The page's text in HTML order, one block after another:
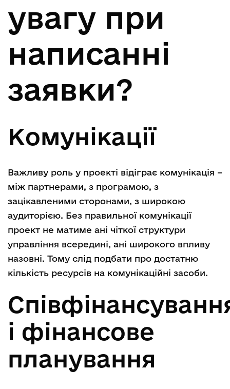
увагу при
написанні
заявки?
Комунікації
Важливу роль у проекті відіграє комунікація –
між партнерами, з програмою, з
зацікавленими сторонами, з широкою
аудиторією. Без правильної комунікації
проект не матиме ані чіткої структури
управління всередині, ані широкого впливу
назовні. Тому слід подбати про достатню
кількість ресурсів на комунікаційні засоби.
і фінансове
планування